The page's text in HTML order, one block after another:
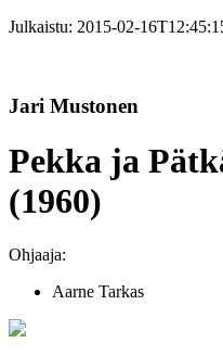
Julkaistu: 2015-02-
Jari Mustonen
Pekka ja
(1960)
Ohjaaja:
Aarne Tarkas